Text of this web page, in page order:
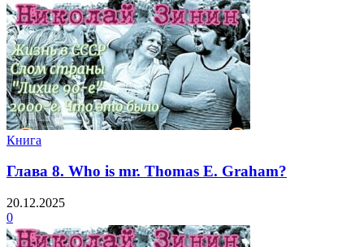
Книга
Глава 8. Who is mr. Thomas E. Graham?
20.12.2025
0